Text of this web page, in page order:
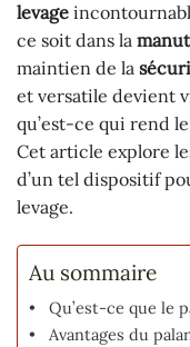
levage
ce soit dans la
maintien de la
et versatile devient
qu’est-ce qui rend
Cet article explore
d’un tel dispositif
levage.
Au sommaire
Qu’est-ce que le
Avantages du